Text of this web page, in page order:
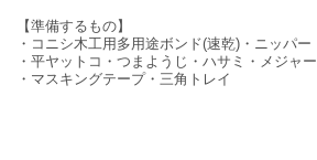
【準備するもの】
・コニシ木工用多用途ボンド(速乾)・ニッパー
・平ヤットコ・つまようじ・ハサミ・メジャー
・マスキングテープ・三角トレイ